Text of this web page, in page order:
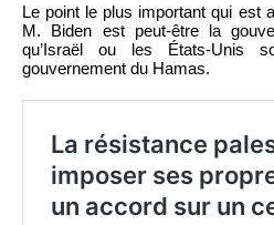
Le point le plus important qui est
M. Biden est peut-être la
qu’Israël ou les États-Unis
gouvernement du Hamas.